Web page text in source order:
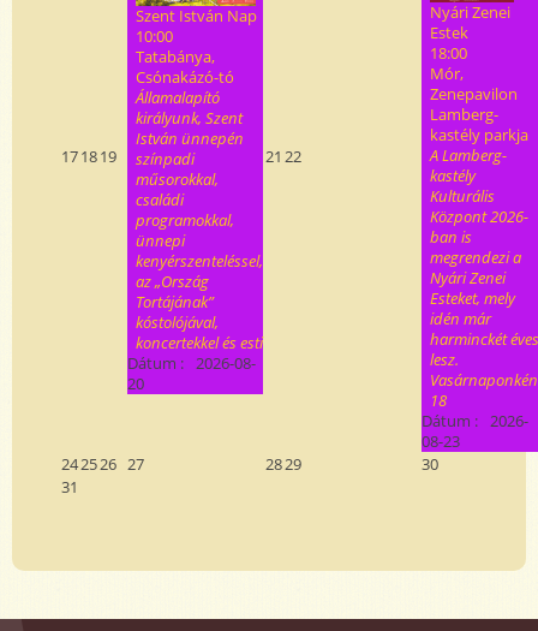
171819
Szent István Nap
10:00
Tatabánya,
Csónakázó-tó
Államalapító
királyunk, Szent
István ünnepén
színpadi
műsorokkal,
családi
programokkal,
ünnepi
kenyérszenteléssel,
az „Ország
Tortájának”
kóstolójával,
koncertekkel és esti
Dátum : 2026-08-
20
21 22
Nyári Zenei
Estek
18:00
Mór,
Zenepavilon
Lamberg-
kastély parkja
A Lamberg-
kastély
Kulturális
Központ 2026-
ban is
megrendezi a
Nyári Zenei
Esteket, mely
idén már
harminckét éves
lesz.
18
Dátum : 2026-
08-23
242526 27 2829
30
31